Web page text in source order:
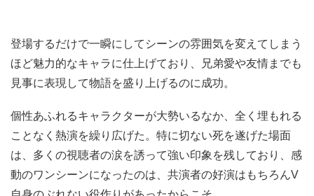
登場するだけで一瞬にしてシーンの雰囲気を変えてしまう
ほど魅力的なキャラに仕上げており、兄弟愛や友情までも
見事に表現して物語を盛り上げるのに成功。
個性あふれるキャラクターが大勢いるなか、全く埋もれる
ことなく熱演を繰り広げた。特に切ない死を遂げた場面
は、多くの視聴者の涙を誘って強い印象を残しており、感
動のワンシーンになったのは、共演者の好演はもちろんV